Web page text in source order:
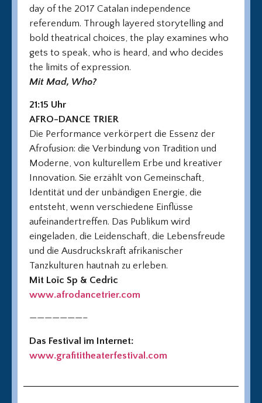
day of the 2017 Catalan independence
referendum. Through layered storytelling and
bold theatrical choices, the play examines who
gets to speak, who is heard, and who decides
the limits of expression.
Mit Mad, Who?
21:15 Uhr
AFRO-DANCE TRIER
Die Performance verkörpert die Essenz der
Afrofusion: die Verbindung von Tradition und
Moderne, von kulturellem Erbe und kreativer
Innovation. Sie erzählt von Gemeinschaft,
Identität und der unbändigen Energie, die
entsteht, wenn verschiedene Einflüsse
aufeinandertreffen. Das Publikum wird
eingeladen, die Leidenschaft, die Lebensfreude
und die Ausdruckskraft afrikanischer
Tanzkulturen hautnah zu erleben.
Mit Loïc Sp & Cedric
www.afrodancetrier.com
———————–
Das Festival im Internet:
www.grafititheaterfestival.com